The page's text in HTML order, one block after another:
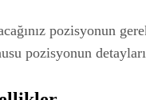
pozisyonun
pozisyonun